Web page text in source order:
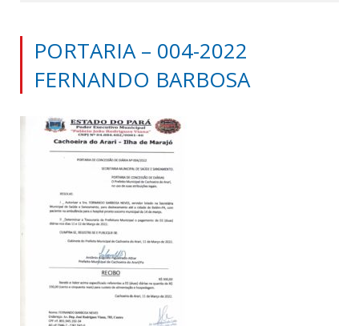
PORTARIA – 004-2022
FERNANDO BARBOSA